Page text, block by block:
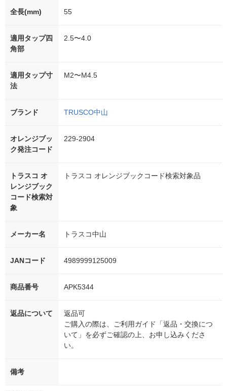
全長(mm) 55
適用タップ四
角部
2.5〜4.0
適用タップ寸
法
M2〜M4.5
ブランド TRUSCO中山
オレンジブッ
ク発注コード
229-2904
トラスコ オ
レンジブック
コード検索対
象
トラスコ オレンジブックコード検索対象品
メーカー名 トラスコ中山
JANコード 4989999125009
商品番号 APK5344
返品について
返品可
ご購入の際は、ご利用ガイド「返品・交換につ
いて」を必ずご確認の上、お申し込みくださ
い。
備考